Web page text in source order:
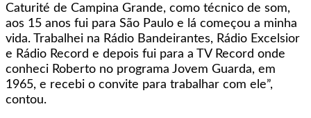
Caturité de Campina Grande, como técnico de som,
aos 15 anos fui para São Paulo e lá começou a minha
vida. Trabalhei na Rádio Bandeirantes, Rádio Excelsior
e Rádio Record e depois fui para a TV Record onde
conheci Roberto no programa Jovem Guarda, em
1965, e recebi o convite para trabalhar com ele”,
contou.